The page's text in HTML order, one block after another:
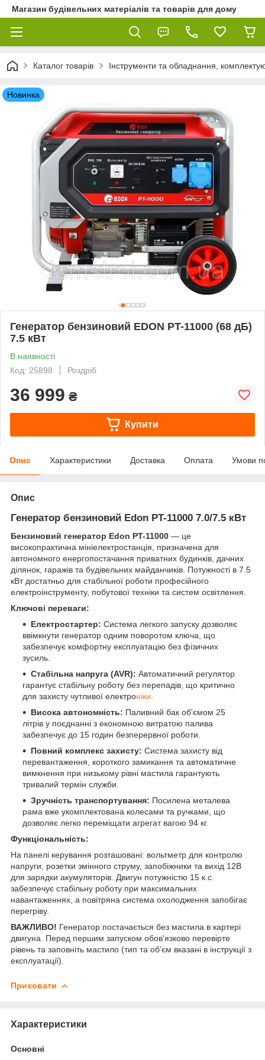
Магазин будівельних матеріалів та товарів для дому
Каталог товарів Інструменти та обладнання,
Новинка
Генератор бензиновий EDON PT-11000 (68 дБ)
7.5 кВт
В наявності
Код: 25898
Роздріб
36 999 ₴
Купити
Опис Характеристики Доставка Оплата Умови
Опис
Генератор бензиновий Edon PT-11000 7.0/7.5 кВт
Бензиновий генератор Edon PT-11000 — це
високопрактична мініелектростанція, призначена для
автономного енергопостачання приватних будинків, дачних
ділянок, гаражів та будівельних майданчиків. Потужності в 7.5
кВт достатньо для стабільної роботи професійного
електроінструменту, побутової техніки та систем освітлення.
Ключові переваги:
Електростартер: Система легкого запуску дозволяє
ввімкнути генератор одним поворотом ключа, що
забезпечує комфортну експлуатацію без фізичних
зусиль.
Стабільна напруга (AVR): Автоматичний регулятор
гарантує стабільну роботу без перепадів, що критично
для захисту чутливої електроніки.
Висока автономність: Паливний бак об'ємом 25
літрів у поєднанні з економною витратою палива
забезпечує до 15 годин безперервної роботи.
Повний комплекс захисту: Система захисту від
перевантаження, короткого замикання та автоматичне
вимкнення при низькому рівні мастила гарантують
тривалий термін служби.
Зручність транспортування: Посилена металева
рама вже укомплектована колесами та ручками, що
дозволяє легко переміщати агрегат вагою 94 кг.
Функціональність:
На панелі керування розташовані: вольтметр для контролю
напруги, розетки змінного струму, запобіжники та вихід 12В
для зарядки акумуляторів. Двигун потужністю 15 к.с.
забезпечує стабільну роботу при максимальних
навантаженнях, а повітряна система охолодження запобігає
перегріву.
ВАЖЛИВО! Генератор постачається без мастила в картері
двигуна. Перед першим запуском обов'язково перевірте
рівень та заповніть мастило (тип та об’єм вказані в інструкції з
експлуатації).
Приховати
Характеристики
Основні